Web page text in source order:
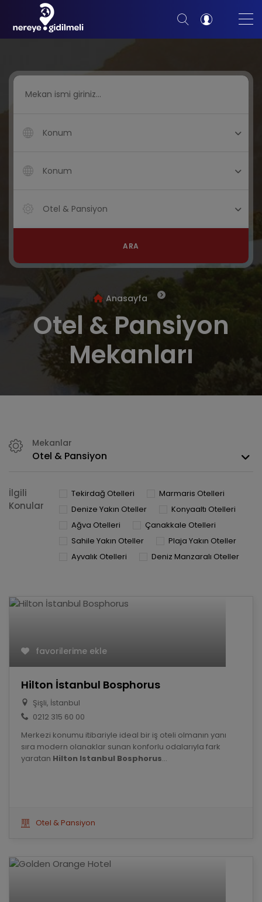
Konum
Konum
Otel & Pansiyon
ARA
Anasayfa
Otel & Pansiyon
Mekanları
Mekanlar
Otel & Pansiyon
İlgili
Konular
Tekirdağ Otelleri
Marmaris Otelleri
Denize Yakın Oteller
Konyaaltı Otelleri
Ağva Otelleri
Çanakkale Otelleri
Sahile Yakın Oteller
Plaja Yakın Oteller
Ayvalık Otelleri
Deniz Manzaralı Oteller
favorilerime ekle
Hilton İstanbul Bosphorus
Şişli, İstanbul
0212 315 60 00
Merkezi konumu itibariyle ideal bir iş oteli olmanın yanı
sıra modern olanaklar sunan konforlu odalarıyla fark
yaratan Hilton Istanbul Bosphorus...
Otel & Pansiyon